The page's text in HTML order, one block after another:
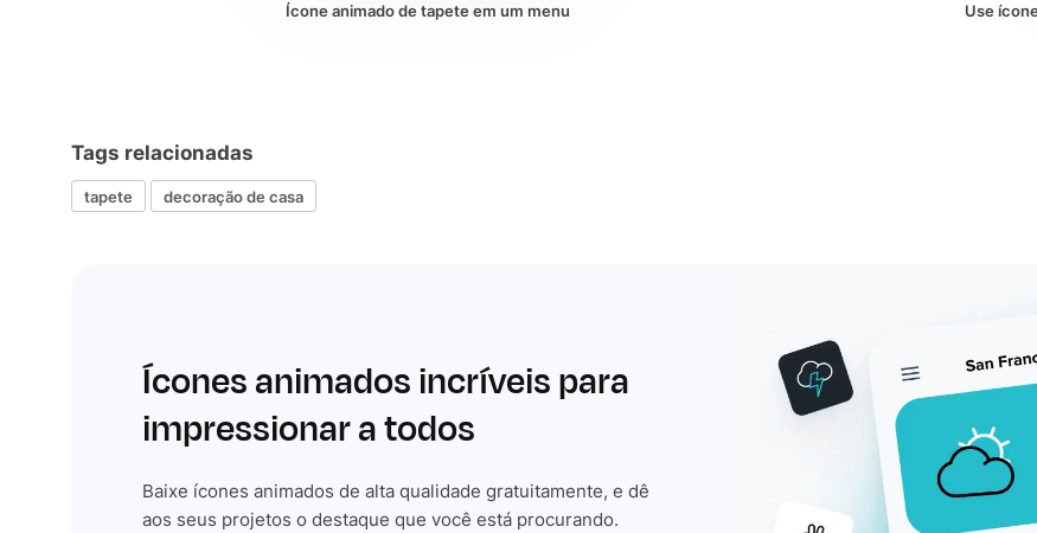
Ícone animado de tapete em um menu Use
Tags relacionadas
tapete decoração de casa
Ícones animados incríveis para
impressionar a todos
Baixe ícones animados de alta qualidade gratuitamente, e dê
aos seus projetos o destaque que você está procurando.